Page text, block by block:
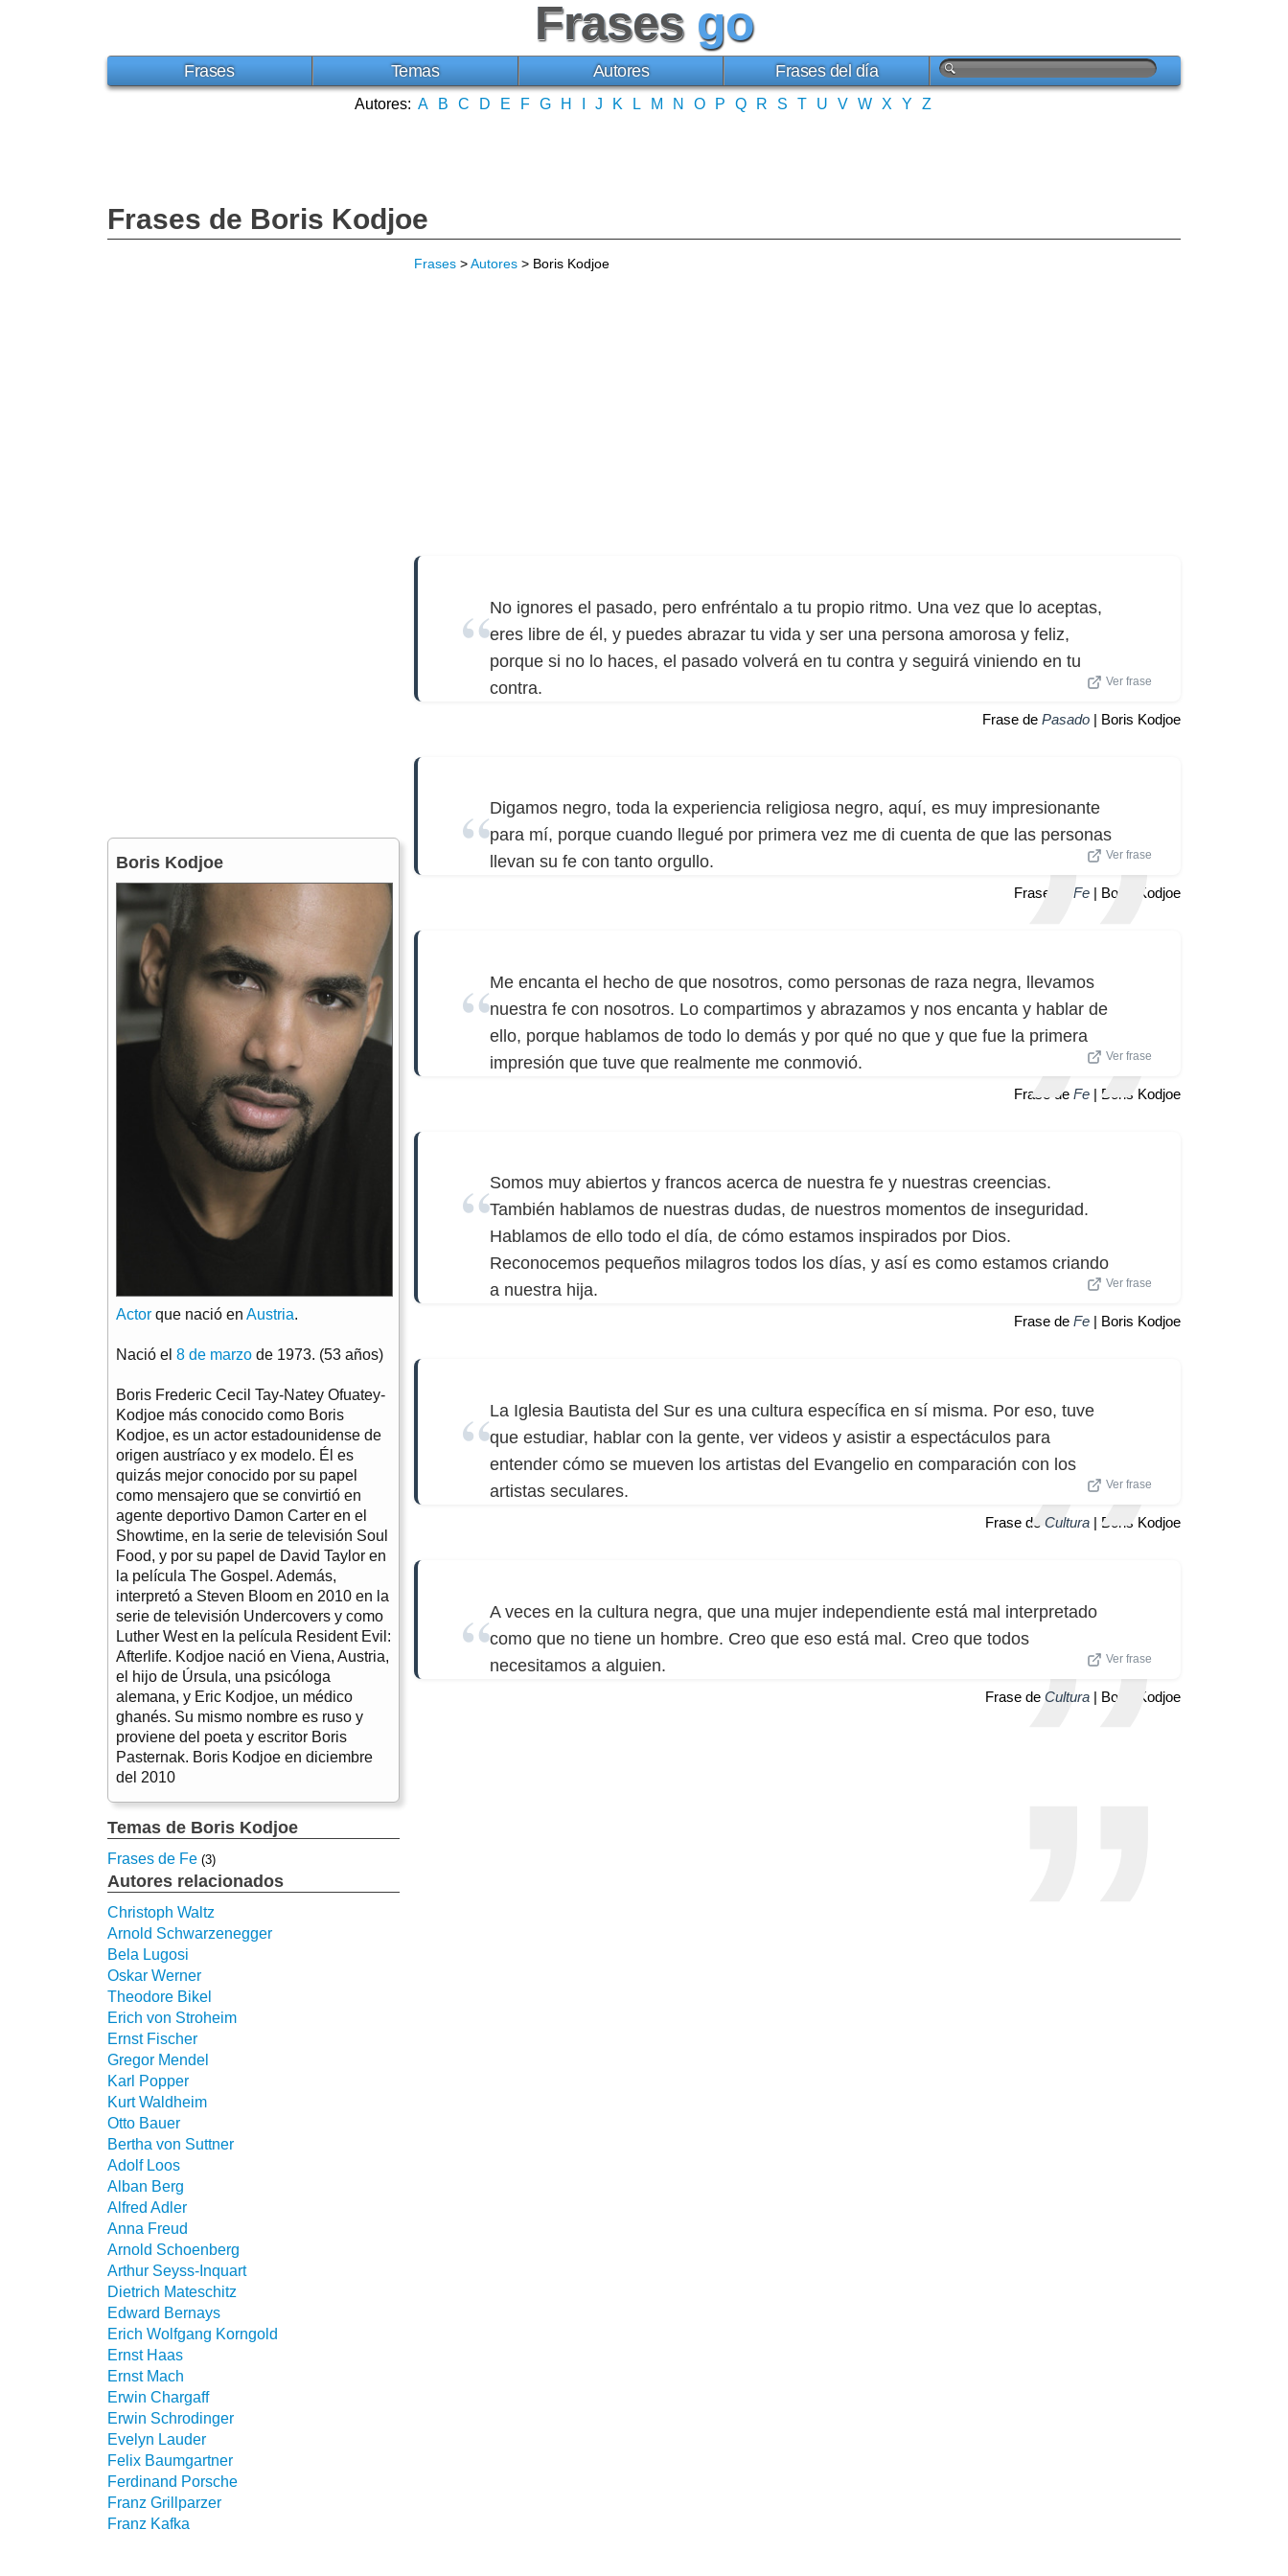
Frases go
Frases Temas Autores Frases del día
Autores: A B C D E F G H J K L M N O P Q R S T U V W X Y Z
Frases de Boris Kodjoe
Frases >Autores > Boris Kodjoe
No ignores el pasado, pero enfréntalo a tu propio ritmo. Una vez que lo aceptas,
eres libre de él, y puedes abrazar tu vida y ser una persona amorosa y feliz,
porque si no lo haces, el pasado volverá en tu contra y seguirá viniendo en tu
contra.
Ver frase
Frase de Pasado | Boris Kodjoe
Digamos negro, toda la experiencia religiosa negro, aquí, es muy impresionante
para mí, porque cuando llegué por primera vez me di cuenta de que las personas
llevan su fe con tanto orgullo.
Ver frase
Frase de Fe | Boris Kodjoe
Me encanta el hecho de que nosotros, como personas de raza negra, llevamos
nuestra fe con nosotros. Lo compartimos y abrazamos y nos encanta y hablar de
ello, porque hablamos de todo lo demás y por qué no que y que fue la primera
impresión que tuve que realmente me conmovió.
Ver frase
Frase de Fe | Boris Kodjoe
Somos muy abiertos y francos acerca de nuestra fe y nuestras creencias.
También hablamos de nuestras dudas, de nuestros momentos de inseguridad.
Hablamos de ello todo el día, de cómo estamos inspirados por Dios.
Reconocemos pequeños milagros todos los días, y así es como estamos criando
a nuestra hija.
Ver frase
Frase de Fe | Boris Kodjoe
La Iglesia Bautista del Sur es una cultura específica en sí misma. Por eso, tuve
que estudiar, hablar con la gente, ver videos y asistir a espectáculos para
entender cómo se mueven los artistas del Evangelio en comparación con los
artistas seculares.
Ver frase
Frase de Cultura | Boris Kodjoe
A veces en la cultura negra, que una mujer independiente está mal interpretado
como que no tiene un hombre. Creo que eso está mal. Creo que todos
necesitamos a alguien.
Ver frase
Frase de Cultura | Boris Kodjoe
Boris Kodjoe
Actor que nació en Austria.
Nació el 8 de marzo de 1973. (53 años)
Boris Frederic Cecil Tay-Natey Ofuatey-
Kodjoe más conocido como Boris
Kodjoe, es un actor estadounidense de
origen austríaco y ex modelo. Él es
quizás mejor conocido por su papel
como mensajero que se convirtió en
agente deportivo Damon Carter en el
Showtime, en la serie de televisión Soul
Food, y por su papel de David Taylor en
la película The Gospel. Además,
interpretó a Steven Bloom en 2010 en la
serie de televisión Undercovers y como
Luther West en la película Resident Evil:
Afterlife. Kodjoe nació en Viena, Austria,
el hijo de Úrsula, una psicóloga
alemana, y Eric Kodjoe, un médico
ghanés. Su mismo nombre es ruso y
proviene del poeta y escritor Boris
Pasternak. Boris Kodjoe en diciembre
del 2010
Temas de Boris Kodjoe
Frases de Fe (3)
Autores relacionados
Christoph Waltz
Arnold Schwarzenegger
Bela Lugosi
Oskar Werner
Theodore Bikel
Erich von Stroheim
Ernst Fischer
Gregor Mendel
Karl Popper
Kurt Waldheim
Otto Bauer
Bertha von Suttner
Adolf Loos
Alban Berg
Alfred Adler
Anna Freud
Arnold Schoenberg
Arthur Seyss-Inquart
Dietrich Mateschitz
Edward Bernays
Erich Wolfgang Korngold
Ernst Haas
Ernst Mach
Erwin Chargaff
Erwin Schrodinger
Evelyn Lauder
Felix Baumgartner
Ferdinand Porsche
Franz Grillparzer
Franz Kafka